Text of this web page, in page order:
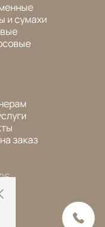
и сумахи
заказ